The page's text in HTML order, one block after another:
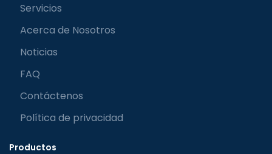
Servicios
Acerca de Nosotros
Noticias
FAQ
Contáctenos
Política de privacidad
Productos